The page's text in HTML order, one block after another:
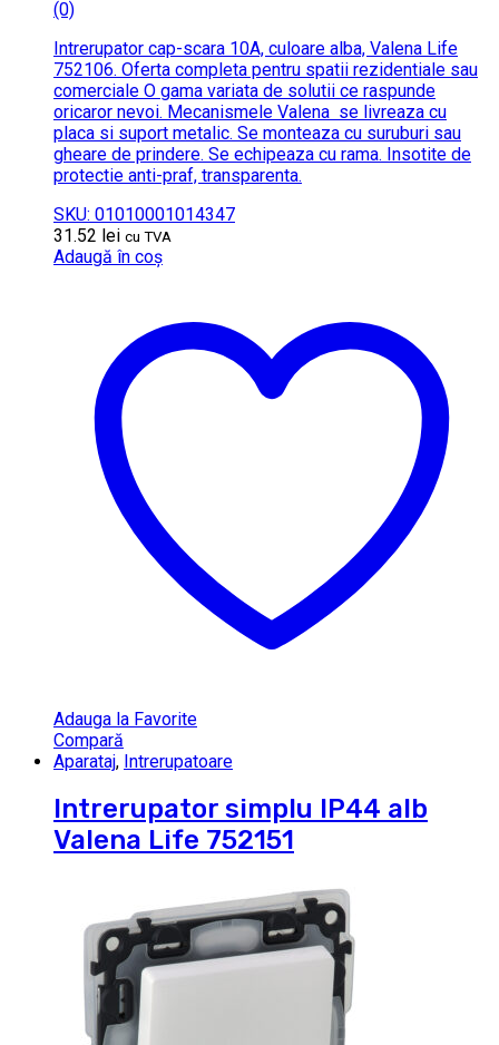
(0)
Intrerupator cap-scara 10A, culoare alba, Valena Life
752106. Oferta completa pentru spatii rezidentiale sau
comerciale O gama variata de solutii ce raspunde
oricaror nevoi. Mecanismele Valena se livreaza cu
placa si suport metalic. Se monteaza cu suruburi sau
gheare de prindere. Se echipeaza cu rama. Insotite de
protectie anti-praf, transparenta.
SKU: 01010001014347
31.52 lei cu TVA
Adaugă în coș
Adauga la Favorite
Compară
Aparataj, Intrerupatoare
Intrerupator simplu IP44 alb
Valena Life 752151